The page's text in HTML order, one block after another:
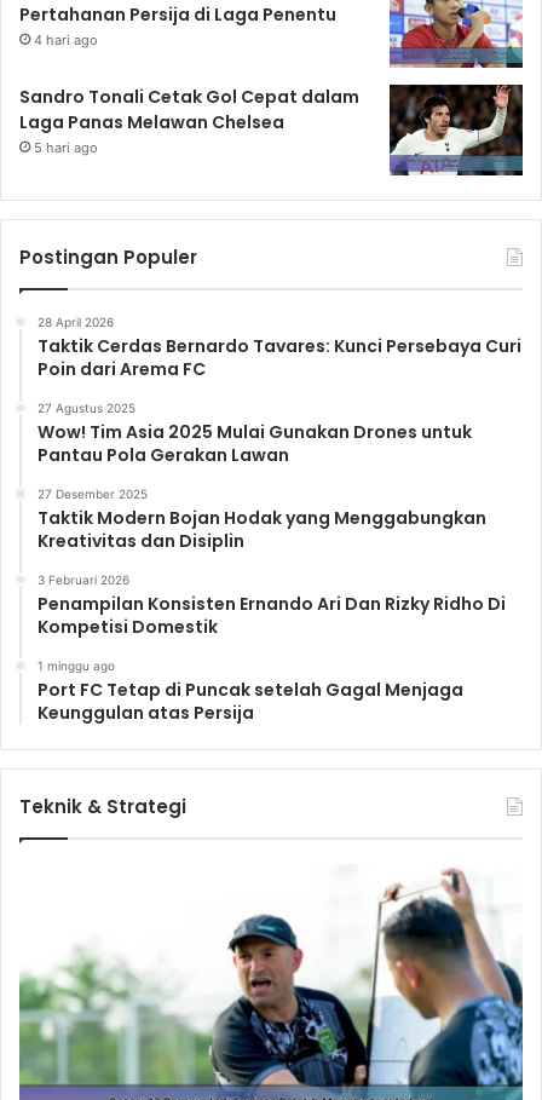
Pertahanan Persija di Laga Penentu
4 hari ago
Sandro Tonali Cetak Gol Cepat dalam
Laga Panas Melawan Chelsea
5 hari ago
Postingan Populer
28 April 2026
Taktik Cerdas Bernardo Tavares: Kunci Persebaya Curi
Poin dari Arema FC
27 Agustus 2025
Wow! Tim Asia 2025 Mulai Gunakan Drones untuk
Pantau Pola Gerakan Lawan
27 Desember 2025
Taktik Modern Bojan Hodak yang Menggabungkan
Kreativitas dan Disiplin
3 Februari 2026
Penampilan Konsisten Ernando Ari Dan Rizky Ridho Di
Kompetisi Domestik
1 minggu ago
Port FC Tetap di Puncak setelah Gagal Menjaga
Keunggulan atas Persija
Teknik & Strategi